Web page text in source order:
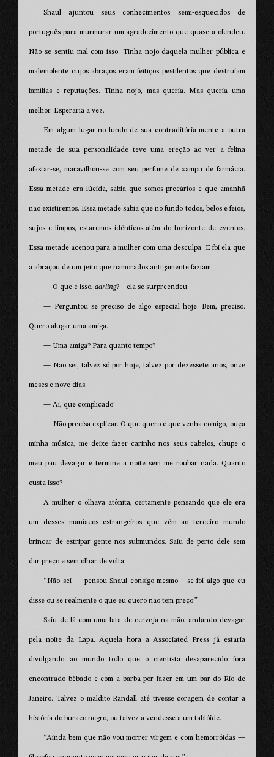
Shaul ajuntou seus conhecimentos semi-esquecidos de
português para murmurar um agradecimento que quase a ofendeu.
Não se sentiu mal com isso. Tinha nojo daquela mulher pública e
malemolente cujos abraços eram feitiços pestilentos que destruíam
famílias e reputações. Tinha nojo, mas queria. Mas queria uma
melhor. Esperaria a vez.
Em algum lugar no fundo de sua contraditória mente a outra
metade de sua personalidade teve uma ereção ao ver a felina
afastar-se, maravilhou-se com seu perfume de xampu de farmácia.
Essa metade era lúcida, sabia que somos precários e que amanhã
não existiremos. Essa metade sabia que no fundo todos, belos e feios,
sujos e limpos, estaremos idênticos além do horizonte de eventos.
Essa metade acenou para a mulher com uma desculpa. E foi ela que
a abraçou de um jeito que namorados antigamente faziam.
— O que é isso,darling? – ela se surpreendeu.
— Perguntou se preciso de algo especial hoje. Bem, preciso.
Quero alugar uma amiga.
— Uma amiga? Para quanto tempo?
— Não sei, talvez só por hoje, talvez por dezessete anos, onze
meses e nove dias.
— Ai, que complicado!
— Não precisa explicar. O que quero é que venha comigo, ouça
minha música, me deixe fazer carinho nos seus cabelos, chupe o
meu pau devagar e termine a noite sem me roubar nada. Quanto
custa isso?
A mulher o olhava atônita, certamente pensando que ele era
um desses maníacos estrangeiros que vêm ao terceiro mundo
brincar de estripar gente nos submundos. Saiu de perto dele sem
dar preço e sem olhar de volta.
“Não sei — pensou Shaul consigo mesmo – se foi algo que eu
disse ou se realmente o que eu quero não tem preço.”
Saiu de lá com uma lata de cerveja na mão, andando devagar
pela noite da Lapa. Àquela hora a Associated Press já estaria
divulgando ao mundo todo que o cientista desaparecido fora
encontrado bêbado e com a barba por fazer em um bar do Rio de
Janeiro. Talvez o maldito Randall até tivesse coragem de contar a
história do buraco negro, ou talvez a vendesse a um tablóide.
“Ainda bem que não vou morrer virgem e com hemorróidas —